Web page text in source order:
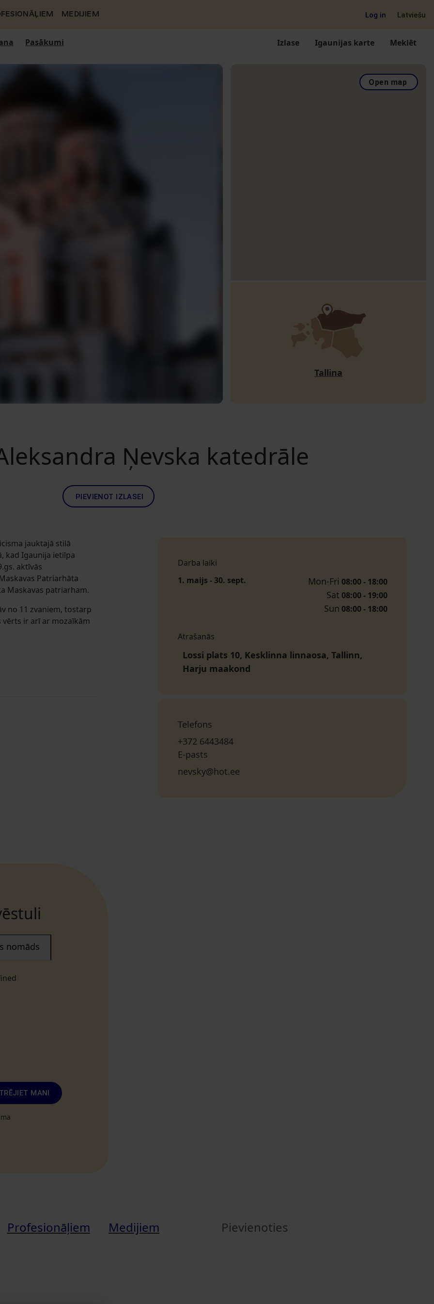
MEDIJIEM Log in Latviešu
Pasākumi Izlase Igaunijas karte Meklēt
Open map
Tallina
Ņevska katedrāle
PIEVIENOT IZLASEI
jauktajā stilā
kad Igaunija ietilpa
aktīvās
Patriarhāta
Maskavas patriarham.
no 11 zvaniem, tostarp
vērts ir arī ar mozaīkām
Darba laiki
1. maijs - 30. sept.
Mon-Fri 08:00 - 18:00
Sat 08:00 - 19:00
Sun 08:00 - 18:00
Atrašanās
Lossi plats 10, Kesklinna linnaosa, Tallinn,
Harju maakond
Telefons
+372 6443484
E-pasts
nevsky@hot.ee
nomāds
MANI
Profesionāļiem Medijiem Pievienoties